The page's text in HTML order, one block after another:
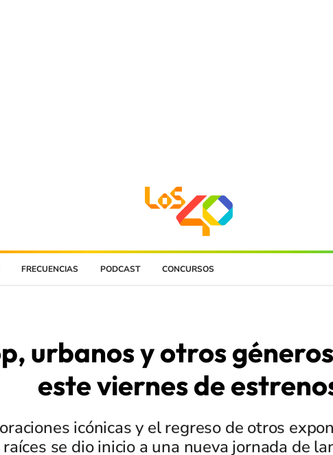
FRECUENCIAS PODCAST CONCURSOS
urbanos y otros
este viernes de
icónicas y el regreso de otros
se dio inicio a una nueva jornada de